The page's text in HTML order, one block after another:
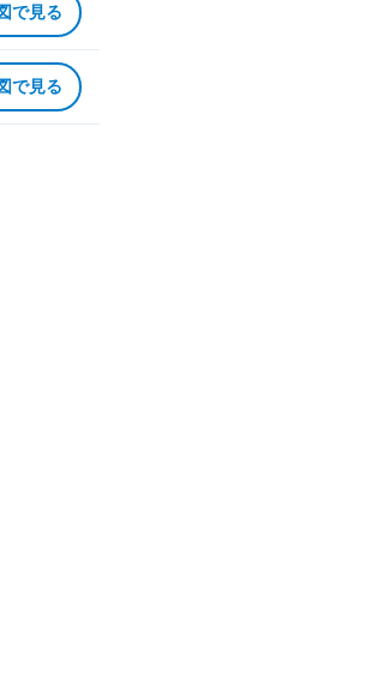
で見る
で見る